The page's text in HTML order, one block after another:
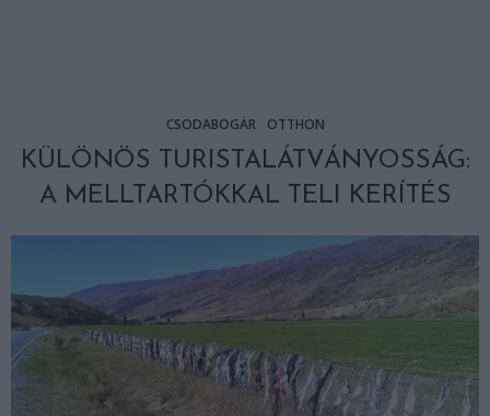
CSODABOGÁR OTTHON
KÜLÖNÖS TURISTALÁTVÁNYOSSÁG:
A MELLTARTÓKKAL TELI KERÍTÉS